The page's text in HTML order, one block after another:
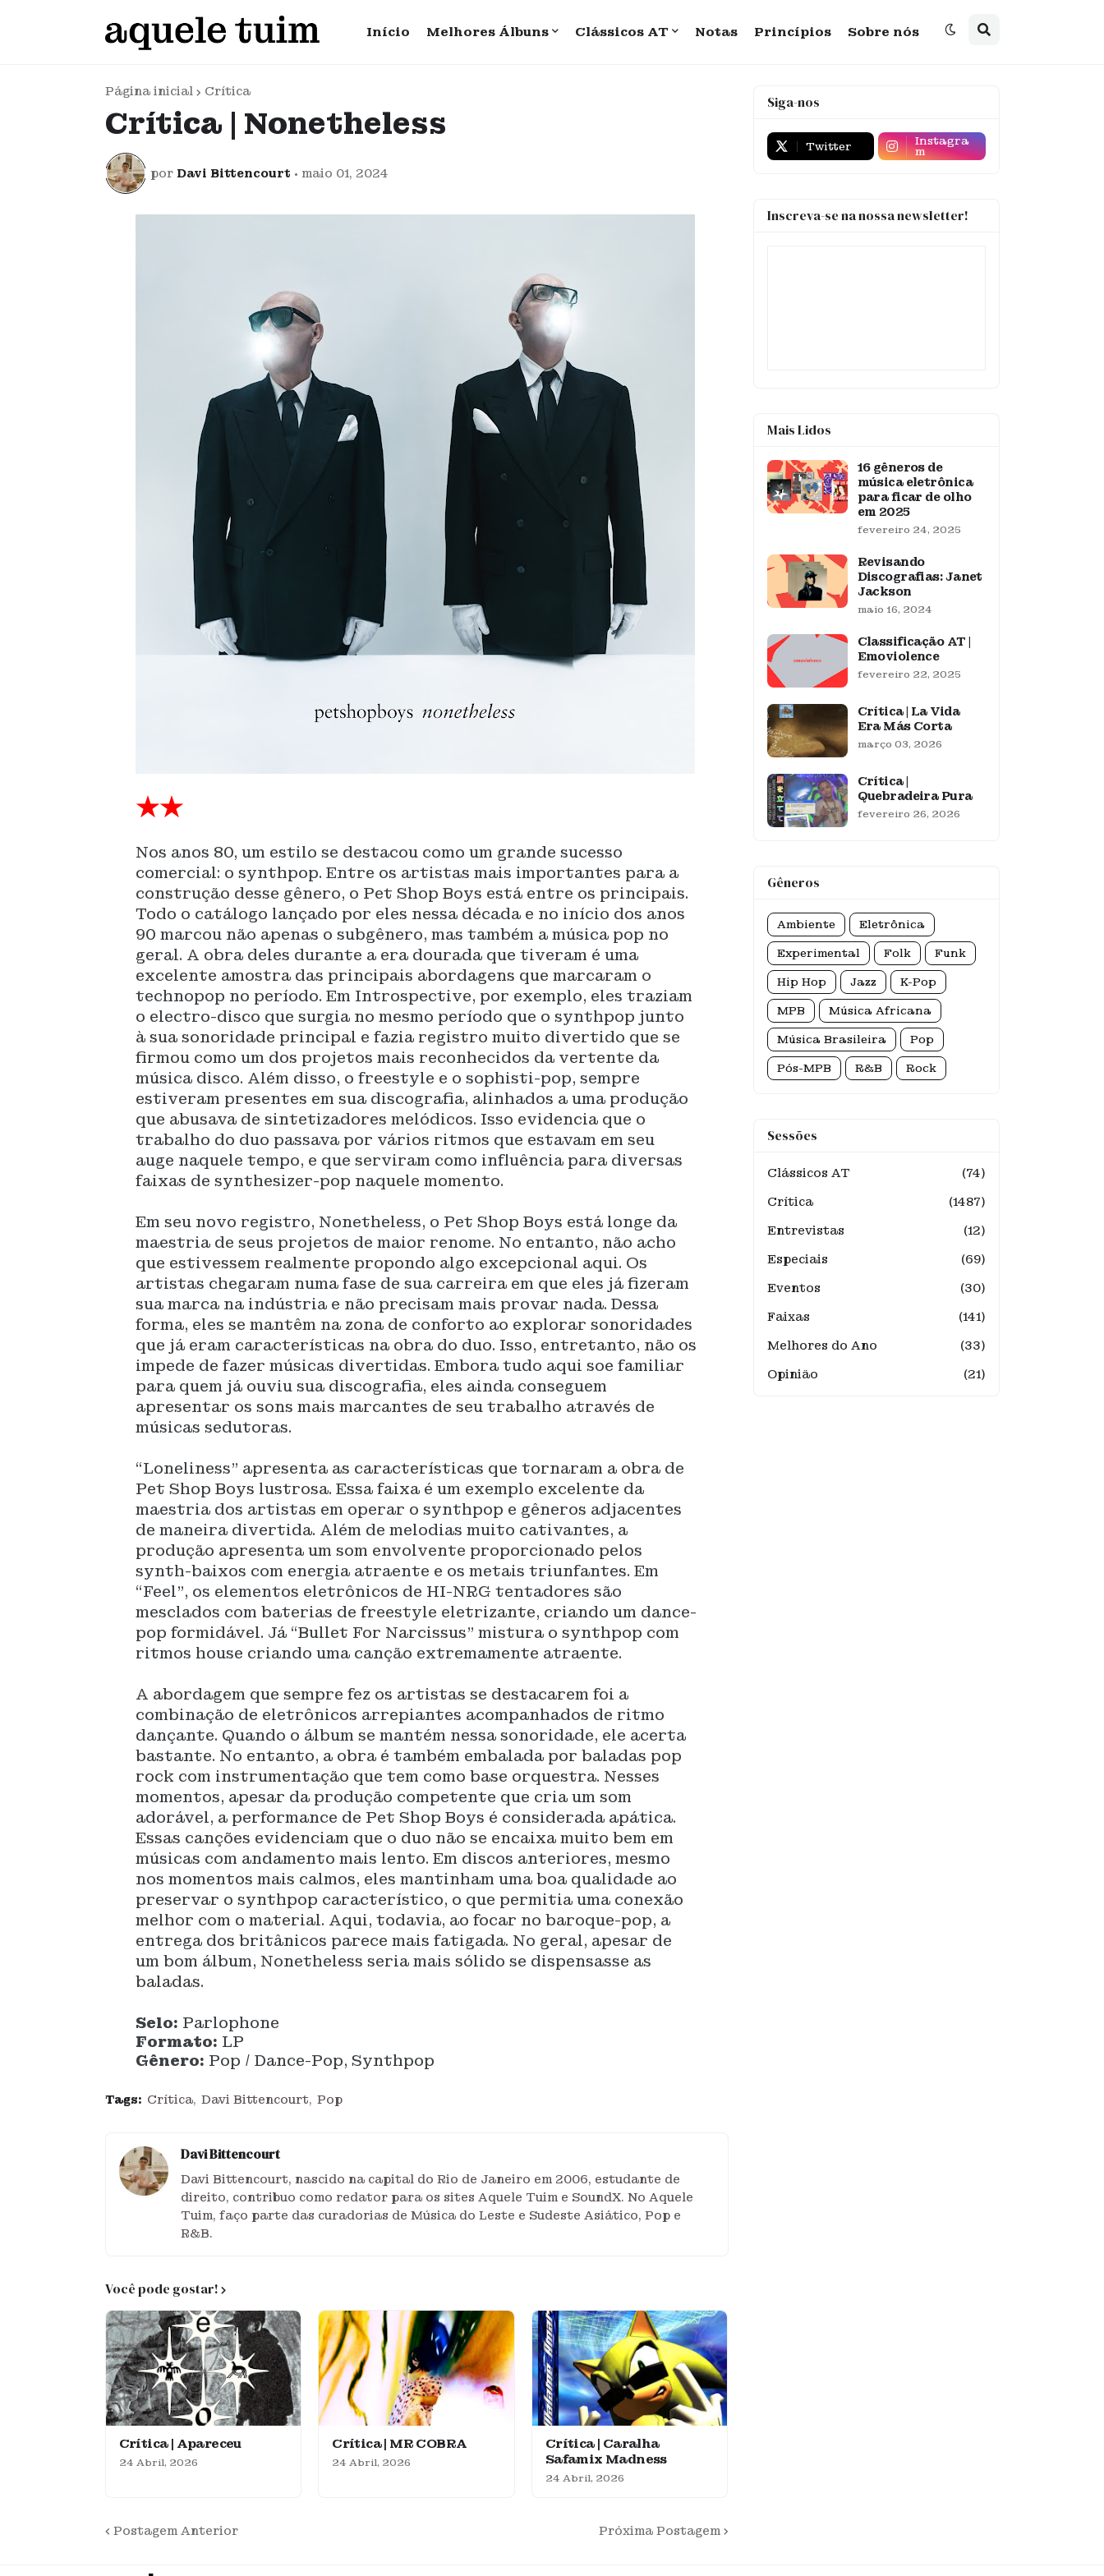
Início Melhores Álbuns Clássicos AT Notas Princípios Sobre nós
Página inicial Crítica
Crítica | Nonetheless
por Davi Bittencourt • maio 01, 2024
★★
Nos anos 80, um estilo se destacou como um grande sucesso
comercial: o synthpop. Entre os artistas mais importantes para a
construção desse gênero, o Pet Shop Boys está entre os principais.
Todo o catálogo lançado por eles nessa década e no início dos anos
90 marcou não apenas o subgênero, mas também a música pop no
geral. A obra deles durante a era dourada que tiveram é uma
excelente amostra das principais abordagens que marcaram o
technopop no período. Em Introspective, por exemplo, eles traziam
o electro-disco que surgia no mesmo período que o synthpop junto
à sua sonoridade principal e fazia registro muito divertido que se
firmou como um dos projetos mais reconhecidos da vertente da
música disco. Além disso, o freestyle e o sophisti-pop, sempre
estiveram presentes em sua discografia, alinhados a uma produção
que abusava de sintetizadores melódicos. Isso evidencia que o
trabalho do duo passava por vários ritmos que estavam em seu
auge naquele tempo, e que serviram como influência para diversas
faixas de synthesizer-pop naquele momento.
Em seu novo registro, Nonetheless, o Pet Shop Boys está longe da
maestria de seus projetos de maior renome. No entanto, não acho
que estivessem realmente propondo algo excepcional aqui. Os
artistas chegaram numa fase de sua carreira em que eles já fizeram
sua marca na indústria e não precisam mais provar nada. Dessa
forma, eles se mantêm na zona de conforto ao explorar sonoridades
que já eram características na obra do duo. Isso, entretanto, não os
impede de fazer músicas divertidas. Embora tudo aqui soe familiar
para quem já ouviu sua discografia, eles ainda conseguem
apresentar os sons mais marcantes de seu trabalho através de
músicas sedutoras.
“Loneliness” apresenta as características que tornaram a obra de
Pet Shop Boys lustrosa. Essa faixa é um exemplo excelente da
maestria dos artistas em operar o synthpop e gêneros adjacentes
de maneira divertida. Além de melodias muito cativantes, a
produção apresenta um som envolvente proporcionado pelos
synth-baixos com energia atraente e os metais triunfantes. Em
“Feel”, os elementos eletrônicos de HI-NRG tentadores são
mesclados com baterias de freestyle eletrizante, criando um dance-
pop formidável. Já “Bullet For Narcissus” mistura o synthpop com
ritmos house criando uma canção extremamente atraente.
A abordagem que sempre fez os artistas se destacarem foi a
combinação de eletrônicos arrepiantes acompanhados de ritmo
dançante. Quando o álbum se mantém nessa sonoridade, ele acerta
bastante. No entanto, a obra é também embalada por baladas pop
rock com instrumentação que tem como base orquestra. Nesses
momentos, apesar da produção competente que cria um som
adorável, a performance de Pet Shop Boys é considerada apática.
Essas canções evidenciam que o duo não se encaixa muito bem em
músicas com andamento mais lento. Em discos anteriores, mesmo
nos momentos mais calmos, eles mantinham uma boa qualidade ao
preservar o synthpop característico, o que permitia uma conexão
melhor com o material. Aqui, todavia, ao focar no baroque-pop, a
entrega dos britânicos parece mais fatigada. No geral, apesar de
um bom álbum, Nonetheless seria mais sólido se dispensasse as
baladas.
Selo: Parlophone
Formato: LP
Gênero: Pop / Dance-Pop, Synthpop
Tags: Crítica Davi Bittencourt Pop
Davi Bittencourt
Davi Bittencourt, nascido na capital do Rio de Janeiro em 2006, estudante de
direito, contribuo como redator para os sites Aquele Tuim e SoundX. No Aquele
Tuim, faço parte das curadorias de Música do Leste e Sudeste Asiático, Pop e
R&B.
Você pode gostar!
Crítica | Apareceu
24 Abril, 2026
Crítica | MR COBRA
24 Abril, 2026
Crítica | Caralha
Safamix Madness
24 Abril, 2026
Postagem Anterior Próxima Postagem
Siga-nos
Twitter Instagra
m
Inscreva-se na nossa newsletter!
Mais Lidos
16 gêneros de
música eletrônica
para ficar de olho
em 2025
fevereiro 24, 2025
Revisando
Discografias: Janet
Jackson
maio 16, 2024
Classificação AT |
Emoviolence
fevereiro 22, 2025
Crítica | La Vida
Era Más Corta
março 03, 2026
Crítica |
Quebradeira Pura
fevereiro 26, 2026
Gêneros
Ambiente Eletrônica
Experimental Folk Funk
Hip Hop Jazz K-Pop
MPB Música Africana
Música Brasileira Pop
Pós-MPB R&B Rock
Sessões
Clássicos AT
(74)
Crítica
(1487)
Entrevistas
(12)
Especiais
(69)
Eventos
(30)
Faixas
(141)
Melhores do Ano
(33)
Opinião
(21)